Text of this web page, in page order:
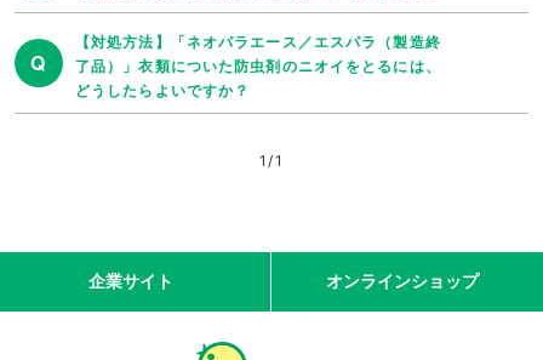
Q
【対処方法】「ネオパラエース／エスパラ（製造終
了品）」衣類についた防虫剤のニオイをとるには、
どうしたらよいですか？
1 /1
企業サイト オンラインショップ